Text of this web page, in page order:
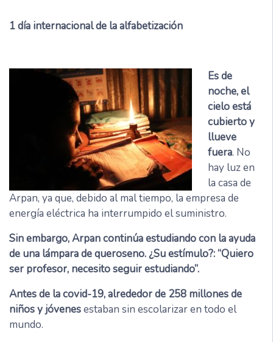
1 día internacional de la alfabetización
Es de
noche, el
cielo está
cubierto y
llueve
fuera. No
hay luz en
la casa de
Arpan, ya que, debido al mal tiempo, la empresa de
energía eléctrica ha interrumpido el suministro.
Sin embargo, Arpan continúa estudiando con la ayuda
de una lámpara de queroseno. ¿Su estímulo?: “Quiero
ser profesor, necesito seguir estudiando”.
Antes de la covid-19, alrededor de 258 millones de
niños y jóvenesestaban sin escolarizar en todo el
mundo.